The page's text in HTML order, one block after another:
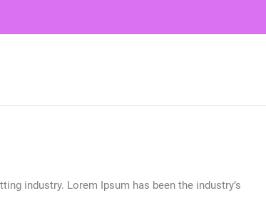
industry. Lorem Ipsum has been the industry’s